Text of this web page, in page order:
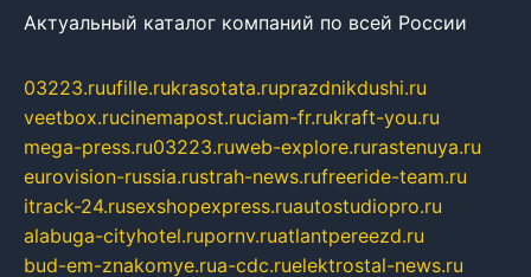
Актуальный каталог компаний по всей России
03223.ruufille.rukrasotata.ruprazdnikdushi.ru
veetbox.rucinemapost.ruciam-fr.rukraft-you.ru
mega-press.ru03223.ruweb-explore.rurastenuya.ru
eurovision-russia.rustrah-news.rufreeride-team.ru
itrack-24.rusexshopexpress.ruautostudiopro.ru
alabuga-cityhotel.rupornv.ruatlantpereezd.ru
bud-em-znakomye.rua-cdc.ruelektrostal-news.ru